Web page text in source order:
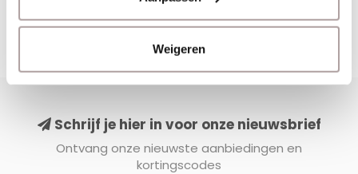
Weigeren
Schrijf je hier in voor onze nieuwsbrief
Ontvang onze nieuwste aanbiedingen en
kortingscodes